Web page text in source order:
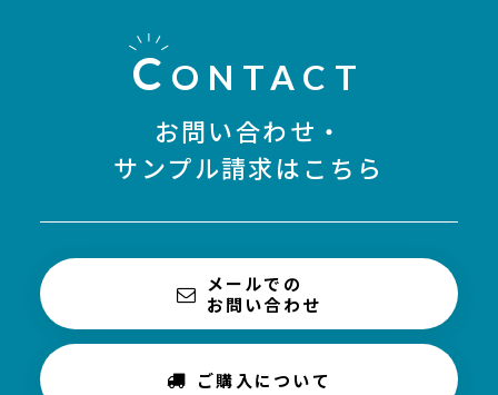
C ONTACT
お問い合わせ・
サンプル請求はこちら
メールでの
お問い合わせ
ご購入について